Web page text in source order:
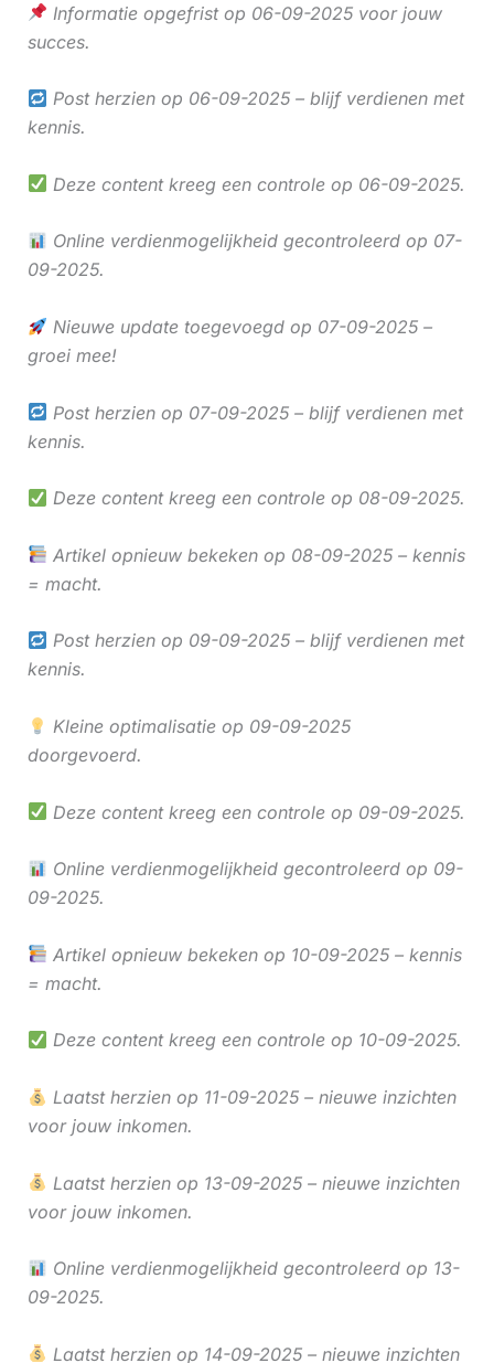
Informatie opgefrist op 06-09-2025 voor jouw
succes.
Post herzien op 06-09-2025 – blijf verdienen met
kennis.
Deze content kreeg een controle op 06-09-2025.
Online verdienmogelijkheid gecontroleerd op 07-
09-2025.
Nieuwe update toegevoegd op 07-09-2025 –
groei mee!
Post herzien op 07-09-2025 – blijf verdienen met
kennis.
Deze content kreeg een controle op 08-09-2025.
Artikel opnieuw bekeken op 08-09-2025 – kennis
= macht.
Post herzien op 09-09-2025 – blijf verdienen met
kennis.
Kleine optimalisatie op 09-09-2025
doorgevoerd.
Deze content kreeg een controle op 09-09-2025.
Online verdienmogelijkheid gecontroleerd op 09-
09-2025.
Artikel opnieuw bekeken op 10-09-2025 – kennis
= macht.
Deze content kreeg een controle op 10-09-2025.
Laatst herzien op 11-09-2025 – nieuwe inzichten
voor jouw inkomen.
Laatst herzien op 13-09-2025 – nieuwe inzichten
voor jouw inkomen.
Online verdienmogelijkheid gecontroleerd op 13-
09-2025.
Laatst herzien op 14-09-2025 – nieuwe inzichten